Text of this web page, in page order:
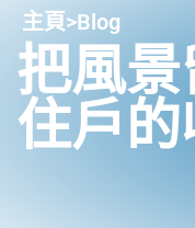
主頁>Blog
把風
住戶